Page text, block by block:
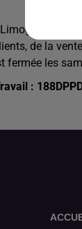
de la
fermée les
: